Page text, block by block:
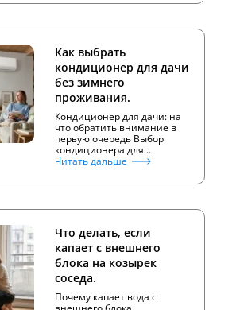
Как выбрать
кондиционер для дачи
без зимнего
проживания.
Кондиционер для дачи: на
что обратить внимание в
первую очередь Выбор
кондиционера для…
Читать дальше
Что делать, если
капает с внешнего
блока на козырек
соседа.
Почему капает вода с